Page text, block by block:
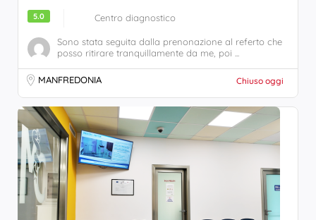
5.0 Centro diagnostico
Sono stata seguita dalla prenonazione al referto che
posso ritirare tranquillamente da me, poi ...
MANFREDONIA Chiuso oggi